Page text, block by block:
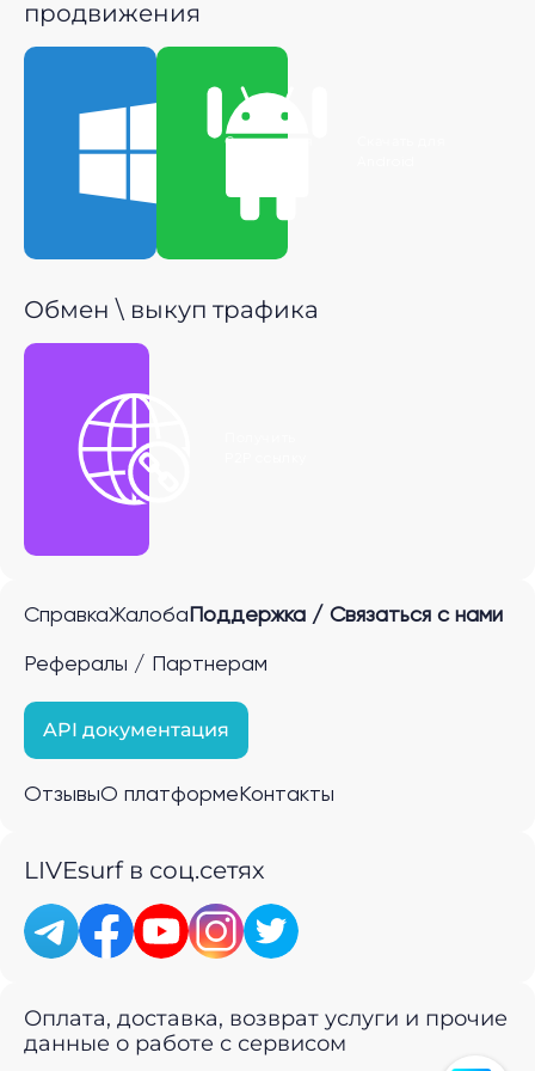
продвижения
Скачать для
Обмен \ выкуп трафика
СправкаЖалоба Поддержка / Связаться с нами
Рефералы / Партнерам
API документация
ОтзывыО платформе Контакты
LIVEsurf в соц.сетях
Оплата, доставка, возврат услуги и прочие
данные о работе с сервисом